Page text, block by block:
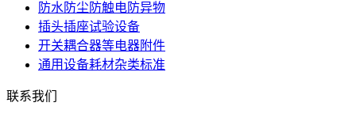
防水防尘防触电防异物
插头插座试验设备
开关耦合器等电器附件
通用设备耗材杂类标准
联系我们